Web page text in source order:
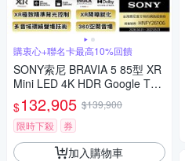
購衷心+聯名卡最高10%回饋
SONY索尼 BRAVIA 5 85型 XR
Mini LED 4K HDR Google TV
顯示器 Y-85XR50
$132,905 $139,900
限時下殺
券
加入購物車